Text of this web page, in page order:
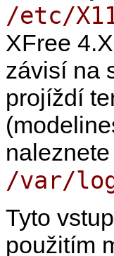
/etc/
XFree
závisí na
projíždí
/var/
Tyto
použitím